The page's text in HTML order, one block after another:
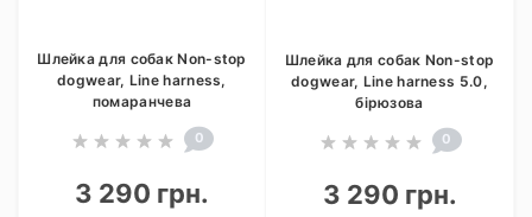
Шлейка для собак Non-stop
dogwear, Line harness,
помаранчева
0
3 290 грн.
Шлейка для собак Non-stop
dogwear, Line harness 5.0,
бірюзова
0
3 290 грн.